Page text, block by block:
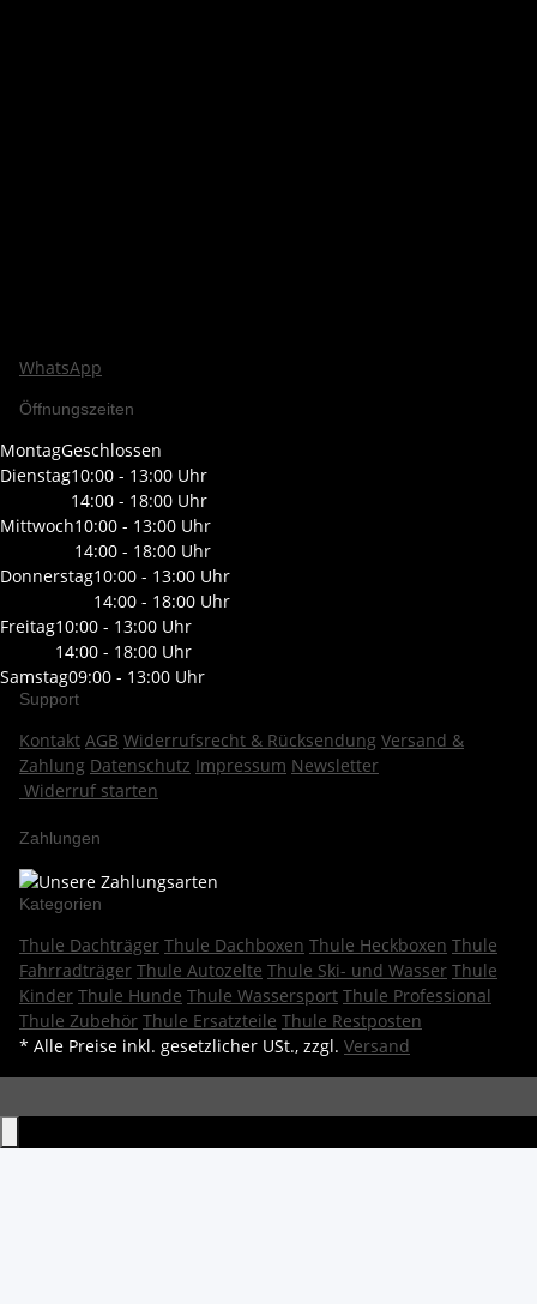
WhatsApp
Öffnungszeiten
MontagGeschlossen
Dienstag10:00 - 13:00 Uhr
14:00 - 18:00 Uhr
Mittwoch10:00 - 13:00 Uhr
14:00 - 18:00 Uhr
Donnerstag10:00 - 13:00 Uhr
14:00 - 18:00 Uhr
Freitag10:00 - 13:00 Uhr
14:00 - 18:00 Uhr
Samstag09:00 - 13:00 Uhr
Support
Kontakt AGB Widerrufsrecht & Rücksendung Versand &
Zahlung Datenschutz Impressum Newsletter
Widerruf starten
Zahlungen
Kategorien
Thule Dachträger Thule Dachboxen Thule Heckboxen Thule
Fahrradträger Thule Autozelte Thule Ski- und Wasser Thule
Kinder Thule Hunde Thule Wassersport Thule Professional
Thule Zubehör Thule Ersatzteile Thule Restposten
* Alle Preise inkl. gesetzlicher USt., zzgl. Versand